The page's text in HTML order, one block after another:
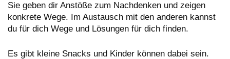
Sie geben dir Anstöße zum Nachdenken und zeigen
konkrete Wege. Im Austausch mit den anderen kannst
du für dich Wege und Lösungen für dich finden.
Es gibt kleine Snacks und Kinder können dabei sein.